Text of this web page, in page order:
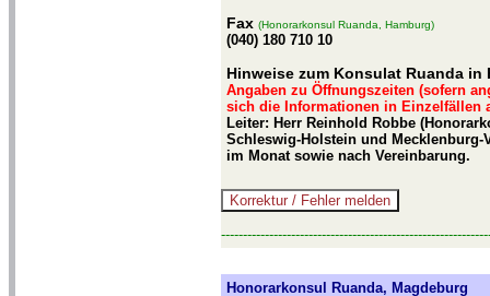
Fax (Honorarkonsul Ruanda, Hamburg)
(040) 180 710 10
Hinweise zum Konsulat Ruanda in
Angaben zu Öffnungszeiten (sofern
sich die Informationen in Einzelfällen
Leiter: Herr Reinhold Robbe
Schleswig-Holstein und
im Monat sowie nach Vereinbarung.
Honorarkonsul Ruanda, Magdeburg